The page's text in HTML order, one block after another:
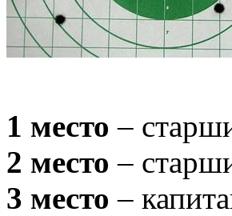
1 место –
2 место –
3 место –